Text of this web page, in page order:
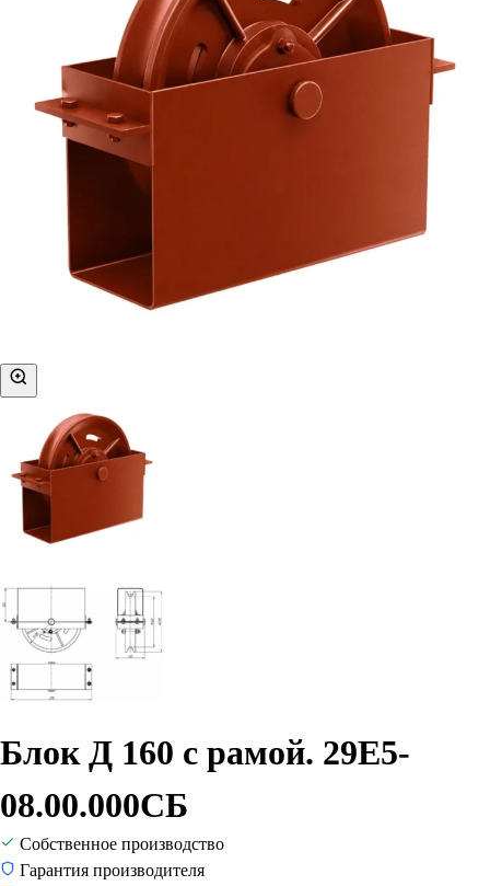
Блок Д 160 с рамой. 29Е5-
08.00.000СБ
Собственное производство
Гарантия производителя